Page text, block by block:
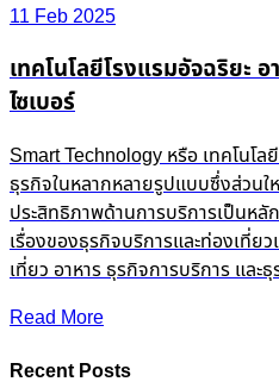
11 Feb 2025
เทคโนโลยีโรงแรมอัจฉริยะ
ไซเบอร์
Smart Technology หรือ เทคโนโ
ธุรกิจในหลากหลายรูปแบบซึ่งส่วน
ประสิทธิภาพด้านการบริการเป็นหลั
เรื่องของธุรกิจบริการและท่องเที่ย
เที่ยว อาหาร ธุรกิจการบริการ และ
Read More
Recent Posts